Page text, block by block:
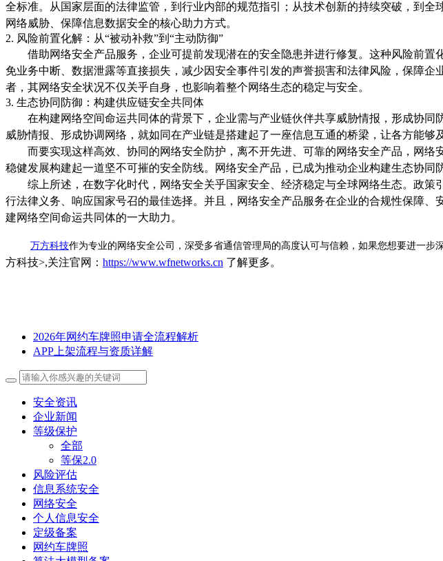
全标准。从国家层面的法律监管，到行业内部的规范指引；从技术创新的持续突破，到
网络威胁、保障信息数据安全的核心助力方式。
2. 风险前置化解：从“被动补救”到“主动防御”
借助网络安全产品服务，企业可提前发现潜在的安全隐患并进行修复。这种风险前
免业务中断、数据泄露等直接损失，减少因安全事件引发的声誉损害和法律风险，保障
者，其网络安全状况不仅关乎自身，也影响着整个网络生态的稳定与安全。
3. 生态协同防御：构建供应链安全共同体
在构建网络空间命运共同体的背景下，企业需与产业链伙伴共享威胁情报，形成协
威胁情报、形成协调网络，就如同在产业链是搭建起了一座信息互通的桥梁，让各方能
而要实现这样高效、协同的网络安全防护，离不开先进、可靠的网络安全产品，网
稳健发展构建起一道坚不可摧的安全防线。网络安全产品，已成为推动企业构建生态协同
综上所述，在数字化时代，网络安全关乎国家安全、经济稳定与全球网络生态。政
行法律义务、响应国家号召的最佳选择。并且，网络安全产品服务在企业的合规性保障
建网络空间命运共同体的一大助力。
万方科技作为专业的网络安全公司，深受多省通信管理局的高度认可与信赖，如果您想要进一
方科技>,关注官网： https://www.wfnetworks.cn 了解更多。
2026年网约车牌照申请全流程解析
APP上架流程与资质详解
安全资讯
企业新闻
等级保护
全部
等保2.0
风险评估
信息系统安全
网络安全
个人信息安全
定级备案
网约车牌照